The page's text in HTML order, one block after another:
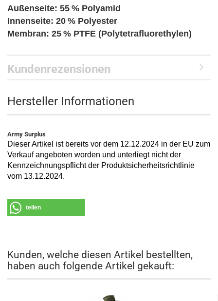
Außenseite: 55 % Polyamid
Innenseite: 20 % Polyester
Membran: 25 % PTFE (Polytetrafluorethylen)
Kundenrezensionen
Hersteller Informationen
Army Surplus
Dieser Artikel ist bereits vor dem 12.12.2024 in der EU zum
Verkauf angeboten worden und unterliegt nicht der
Kennzeichnungspflicht der Produktsicherheitsrichtlinie
vom 13.12.2024.
teilen
Kunden, welche diesen Artikel bestellten,
haben auch folgende Artikel gekauft: